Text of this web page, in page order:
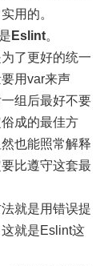
用的。
Eslint。
了更好的统一
用var来声
组后最好不要
成的最佳方
也能照常解释
比遵守这套最
就是用错误提
就是Eslint这